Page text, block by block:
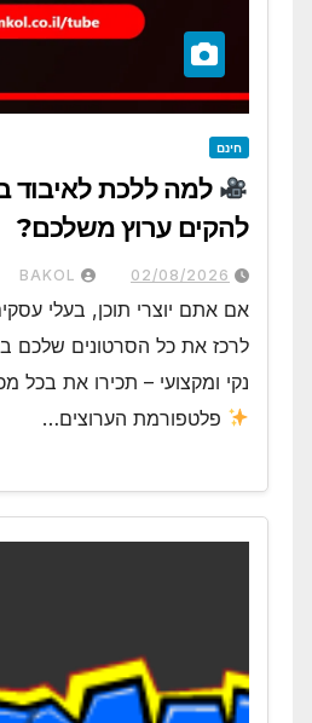
חינם
למה ללכת לאיבוד
להקים ערוץ משלכם?
02/08/2026
BAKOL
אם אתם יוצרי תוכן, בעלי
לרכז את כל הסרטונים שלכם
נקי ומקצועי – תכירו את בכל
פלטפורמת הערוצים…